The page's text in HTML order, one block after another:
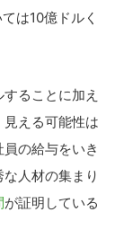
は10億ドルく
ることに加え
える可能性は
の給与をいき
人材の集まり
が証明している